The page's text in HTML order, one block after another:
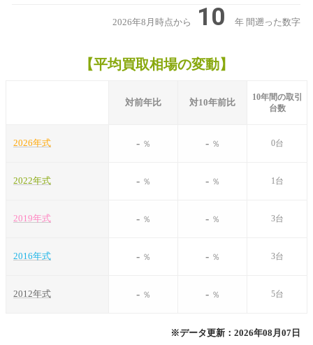
2026年8月時点から 10 年 間遡った数字
【平均買取相場の変動】
対前年比 対10年前比
10年間の取引
台数
2026年式 - ％ - ％ 0台
2022年式 - ％ - ％ 1台
2019年式 - ％ - ％ 3台
2016年式 - ％ - ％ 3台
2012年式 - ％ - ％ 5台
※データ更新：2026年08月07日